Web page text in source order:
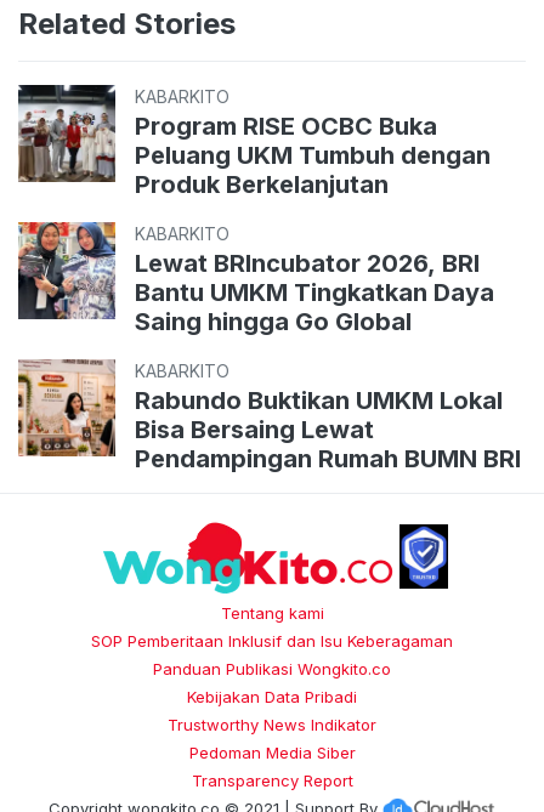
Related Stories
KABARKITO
Program RISE OCBC Buka
Peluang UKM Tumbuh dengan
Produk Berkelanjutan
KABARKITO
Lewat BRIncubator 2026, BRI
Bantu UMKM Tingkatkan Daya
Saing hingga Go Global
KABARKITO
Rabundo Buktikan UMKM Lokal
Bisa Bersaing Lewat
Pendampingan Rumah BUMN BRI
Tentang kami
SOP Pemberitaan Inklusif dan Isu Keberagaman
Panduan Publikasi Wongkito.co
Kebijakan Data Pribadi
Trustworthy News Indikator
Pedoman Media Siber
Transparency Report
Copyright wongkito.co © 2021 | Support By